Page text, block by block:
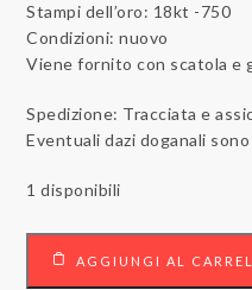
Stampi dell’oro: 18kt -750
Condizioni: nuovo
Viene fornito con scatola e
Spedizione: Tracciata e
Eventuali dazi doganali
1 disponibili
con
AGGIUNGI AL